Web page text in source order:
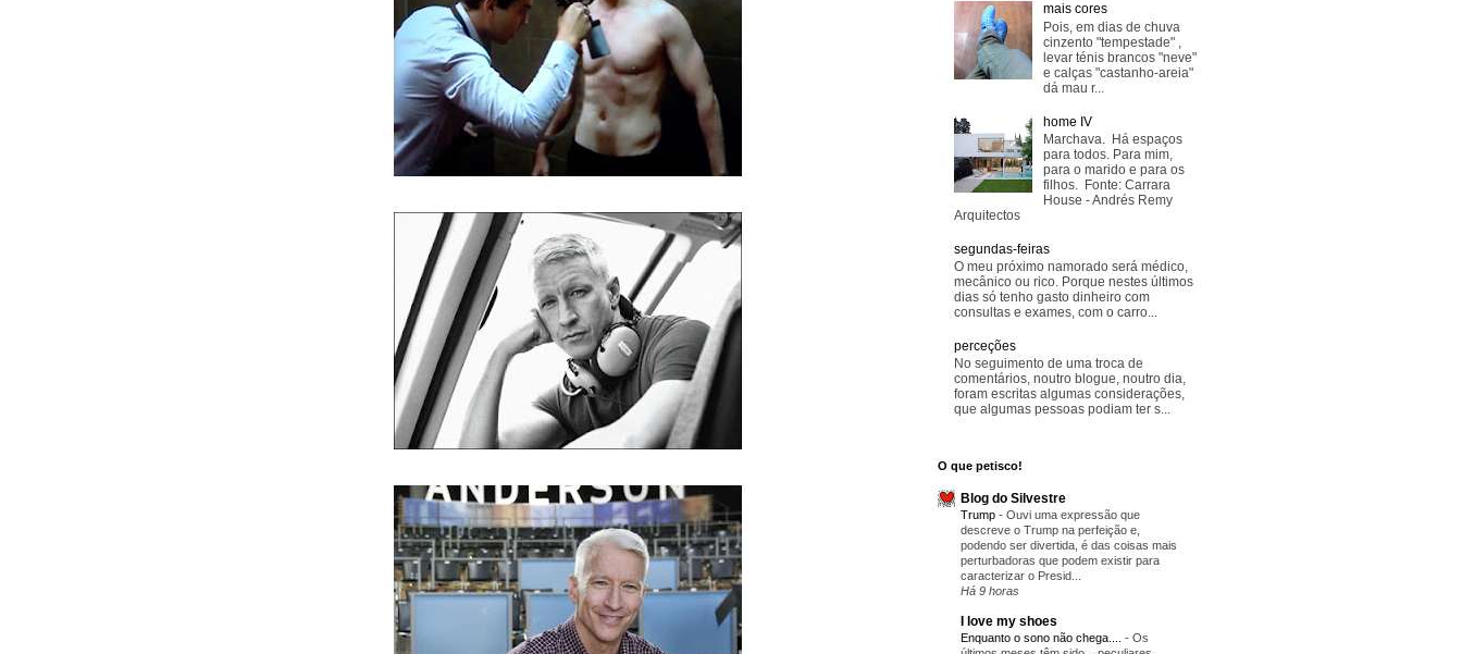
mais cores
Pois, em dias de chuva
cinzento "tempestade" ,
levar ténis brancos "neve"
e calças "castanho-areia"
dá mau r...
home IV
Marchava. Há espaços
para todos. Para mim,
para o marido e para os
filhos. Fonte: Carrara
House - Andrés Remy
Arquitectos
segundas-feiras
O meu próximo namorado será médico,
mecânico ou rico. Porque nestes últimos
dias só tenho gasto dinheiro com
consultas e exames, com o carro...
perceções
No seguimento de uma troca de
comentários, noutro blogue, noutro dia,
foram escritas algumas considerações,
que algumas pessoas podiam ter s...
O que petisco!
Blog do Silvestre
Trump - Ouvi uma expressão que
descreve o Trump na perfeição e,
podendo ser divertida, é das coisas mais
perturbadoras que podem existir para
caracterizar o Presid...
Há 9 horas
I love my shoes
Enquanto o sono não chega.... - Os